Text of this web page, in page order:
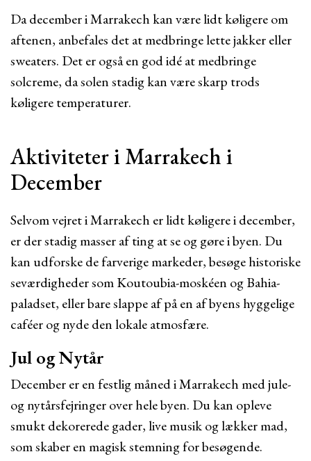
Da december i Marrakech kan være lidt køligere om
aftenen, anbefales det at medbringe lette jakker eller
sweaters. Det er også en god idé at medbringe
solcreme, da solen stadig kan være skarp trods
køligere temperaturer.
Aktiviteter i Marrakech i
December
Selvom vejret i Marrakech er lidt køligere i december,
er der stadig masser af ting at se og gøre i byen. Du
kan udforske de farverige markeder, besøge historiske
seværdigheder som Koutoubia-moskéen og Bahia-
paladset, eller bare slappe af på en af ​​byens hyggelige
caféer og nyde den lokale atmosfære.
Jul og Nytår
December er en festlig måned i Marrakech med jule-
og nytårsfejringer over hele byen. Du kan opleve
smukt dekorerede gader, live musik og lækker mad,
som skaber en magisk stemning for besøgende.